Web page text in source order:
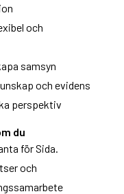
och
samsyn
och evidens
perspektiv
du
för Sida.
och